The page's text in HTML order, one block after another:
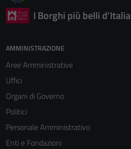
I Borghi più belli d'Italia
AMMINISTRAZIONE
Aree Amministrative
Uffici
Organi di Governo
Politici
Personale Amministrativo
Enti e Fondazioni